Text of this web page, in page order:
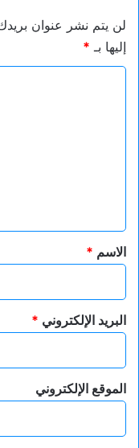
لن يتم نشر عنوان
إليها بـ *
*
الاسم *
البريد الإلكتروني *
الموقع الإلكتروني